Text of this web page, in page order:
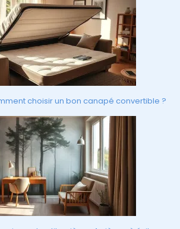
choisir un bon canapé convertible ?